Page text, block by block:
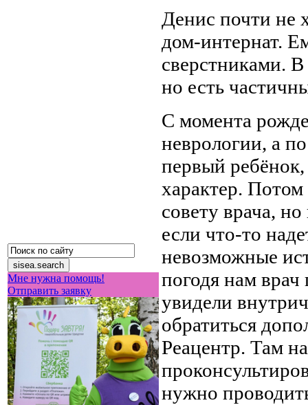
Мне нужна помощь!
Отправить заявку
Денис почти не
дом-интернат.
сверстниками.
но есть
С момента
неврологии, а
первый
характер.
совету врача,
если что-то
невозможные
погодя нам
увидели
обратиться
Реацентр. Там
нужно